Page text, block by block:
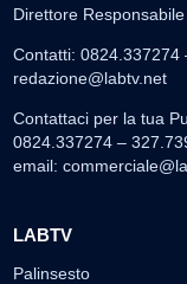
Direttore
Contatti: 0824.337274
redazione@labtv.net
Contattaci per la tua
0824.337274 –
email:
LABTV
Palinsesto